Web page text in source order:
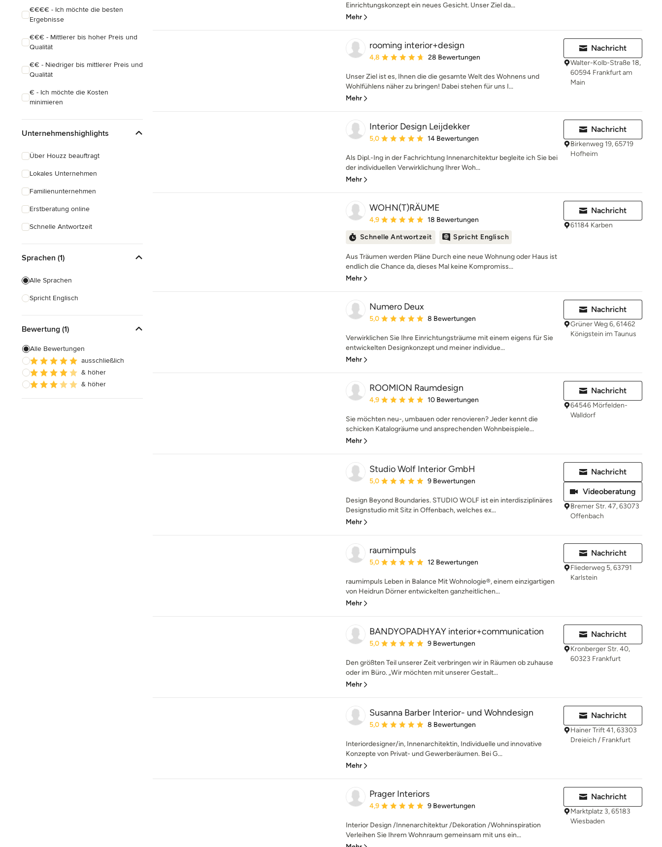
€€€€ - Ich möchte die besten
Ergebnisse
€€€ - Mittlerer bis hoher Preis und
Qualität
€€ - Niedriger bis mittlerer Preis und
Qualität
€ - Ich möchte die Kosten
minimieren
Unternehmenshighlights
Über Houzz beauftragt
Lokales Unternehmen
Familienunternehmen
Erstberatung online
Schnelle Antwortzeit
Sprachen (1)
Alle Sprachen
Spricht Englisch
Bewertung (1)
Alle Bewertungen
ausschließlich
& höher
& höher
Einrichtungskonzept ein neues Gesicht. Unser Ziel da...
Mehr
rooming interior+design
Durchschnittliche Bewertung: 4.8 von 5 Sternen
4,8 28 Bewertungen
Unser Ziel ist es, Ihnen die die gesamte Welt des Wohnens und
Wohlfühlens näher zu bringen! Dabei stehen für uns I...
Mehr
Nachricht
Walter-Kolb-Straße 18,
60594 Frankfurt am
Main
Interior Design Leijdekker
Durchschnittliche Bewertung: 5 von 5 Sternen
5,0 14 Bewertungen
Als Dipl.-Ing in der Fachrichtung Innenarchitektur begleite ich Sie bei
der individuellen Verwirklichung Ihrer Woh...
Mehr
Nachricht
Birkenweg 19, 65719
Hofheim
WOHN(T)RÄUME
Durchschnittliche Bewertung: 4.9 von 5 Sternen
4,9 18 Bewertungen
Schnelle Antwortzeit Spricht Englisch
Aus Träumen werden Pläne Durch eine neue Wohnung oder Haus ist
endlich die Chance da, dieses Mal keine Kompromiss...
Mehr
Nachricht
61184 Karben
Numero Deux
Durchschnittliche Bewertung: 5 von 5 Sternen
5,0 8 Bewertungen
Verwirklichen Sie Ihre Einrichtungsträume mit einem eigens für Sie
entwickelten Designkonzept und meiner individue...
Mehr
Nachricht
Grüner Weg 6, 61462
Königstein im Taunus
ROOMION Raumdesign
Durchschnittliche Bewertung: 4.9 von 5 Sternen
4,9 10 Bewertungen
Sie möchten neu-, umbauen oder renovieren? Jeder kennt die
schicken Katalogräume und ansprechenden Wohnbeispiele...
Mehr
Nachricht
64546 Mörfelden-
Walldorf
Studio Wolf Interior GmbH
Durchschnittliche Bewertung: 5 von 5 Sternen
5,0 9 Bewertungen
Design Beyond Boundaries. STUDIO WOLF ist ein interdisziplinäres
Designstudio mit Sitz in Offenbach, welches ex...
Mehr
Nachricht
Videoberatung
Bremer Str. 47, 63073
Offenbach
raumimpuls
Durchschnittliche Bewertung: 5 von 5 Sternen
5,0 12 Bewertungen
raumimpuls Leben in Balance Mit Wohnologie®, einem einzigartigen
von Heidrun Dörner entwickelten ganzheitlichen...
Mehr
Nachricht
Fliederweg 5, 63791
Karlstein
BANDYOPADHYAY interior+communication
Durchschnittliche Bewertung: 5 von 5 Sternen
5,0 9 Bewertungen
Den größten Teil unserer Zeit verbringen wir in Räumen ob zuhause
oder im Büro. „Wir möchten mit unserer Gestalt...
Mehr
Nachricht
Kronberger Str. 40,
60323 Frankfurt
Susanna Barber Interior- und Wohndesign
Durchschnittliche Bewertung: 5 von 5 Sternen
5,0 8 Bewertungen
Interiordesigner/in, Innenarchitektin, Individuelle und innovative
Konzepte von Privat- und Gewerberäumen. Bei G...
Mehr
Nachricht
Hainer Trift 41, 63303
Dreieich / Frankfurt
Prager Interiors
Durchschnittliche Bewertung: 4.9 von 5 Sternen
4,9 9 Bewertungen
Interior Design /Innenarchitektur /Dekoration /Wohninspiration
Verleihen Sie Ihrem Wohnraum gemeinsam mit uns ein...
Nachricht
Marktplatz 3, 65183
Wiesbaden